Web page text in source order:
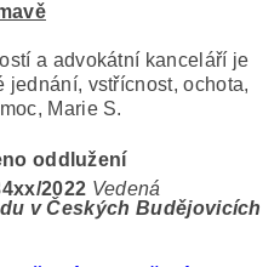
a advokátní kanceláří je
jednání, vstřícnost, ochota,
Marie S.
oddlužení
xx/2022 Vedená
v Českých Budějovicích